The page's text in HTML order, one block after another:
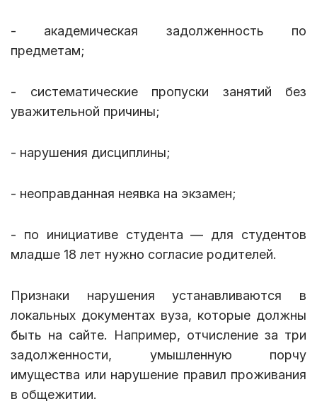
- академическая задолженность по
предметам;
- систематические пропуски занятий без
уважительной причины;
- нарушения дисциплины;
- неоправданная неявка на экзамен;
- по инициативе студента — для студентов
младше 18 лет нужно согласие родителей.
Признаки нарушения устанавливаются в
локальных документах вуза, которые должны
быть на сайте. Например, отчисление за три
задолженности, умышленную порчу
имущества или нарушение правил проживания
в общежитии.